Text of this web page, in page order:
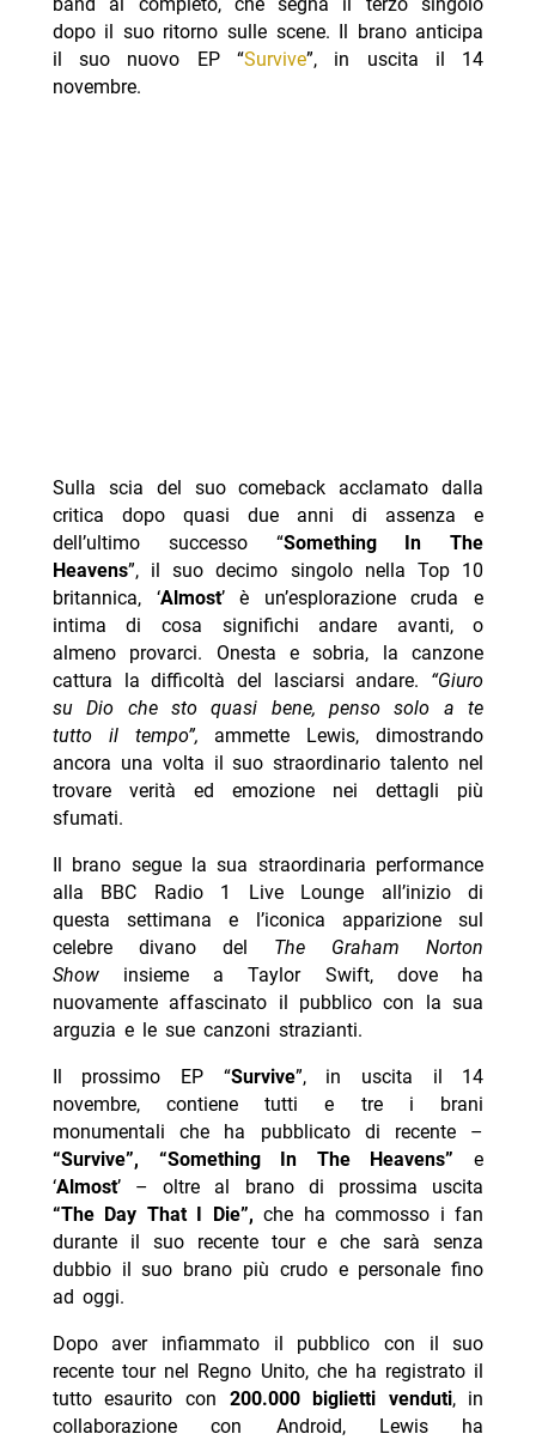
dopo il suo ritorno sulle scene. Il brano anticipa
il suo nuovo EP “Survive”, in uscita il 14
novembre.
Sulla scia del suo comeback acclamato dalla
critica dopo quasi due anni di assenza e
dell’ultimo successo “Something In The
Heavens”, il suo decimo singolo nella Top 10
britannica, ‘Almost’ è un’esplorazione cruda e
intima di cosa significhi andare avanti, o
almeno provarci. Onesta e sobria, la canzone
cattura la difficoltà del lasciarsi andare. “Giuro
su Dio che sto quasi bene, penso solo a te
tutto il tempo”, ammette Lewis, dimostrando
ancora una volta il suo straordinario talento nel
trovare verità ed emozione nei dettagli più
sfumati.
Il brano segue la sua straordinaria performance
alla BBC Radio 1 Live Lounge all’inizio di
questa settimana e l’iconica apparizione sul
celebre divano del The Graham Norton
Showinsieme a Taylor Swift, dove ha
nuovamente affascinato il pubblico con la sua
arguzia e le sue canzoni strazianti.
Il prossimo EP “Survive”, in uscita il 14
novembre, contiene tutti e tre i brani
monumentali che ha pubblicato di recente –
“Survive”, “Something In The Heavens” e
‘Almost’ – oltre al brano di prossima uscita
“The Day That I Die”, che ha commosso i fan
durante il suo recente tour e che sarà senza
dubbio il suo brano più crudo e personale fino
ad oggi.
Dopo aver infiammato il pubblico con il suo
recente tour nel Regno Unito, che ha registrato il
tutto esaurito con 200.000 biglietti venduti, in
collaborazione con Android, Lewis ha